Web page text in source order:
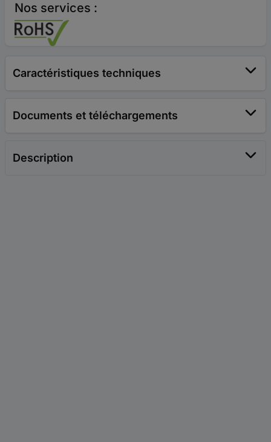
Nos services :
Caractéristiques techniques
Documents et téléchargements
Description